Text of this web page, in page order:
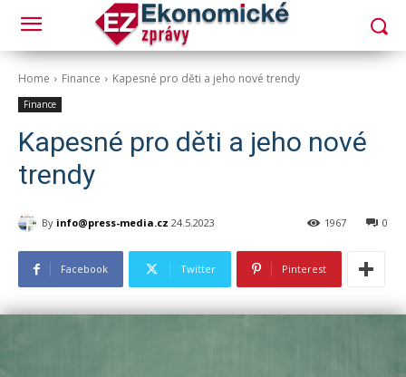
Home Finance Kapesné pro děti a jeho nové trendy
Finance
Kapesné pro děti a jeho nové
trendy
By info@press-media.cz 24.5.2023 0
1967
Facebook Twitter Pinterest